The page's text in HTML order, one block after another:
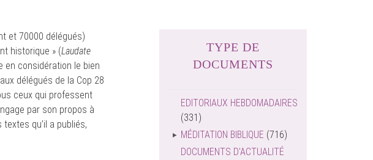
et 70000 délégués)
historique » (Laudate
en considération le bien
délégués de la Cop 28
ceux qui professent
par son propos à
qu’il a publiés,
TYPE DE
DOCUMENTS
EDITORIAUX HEBDOMADAIRES
(331)
MÉDITATION BIBLIQUE (716)
DOCUMENTS D'ACTUALITÉ